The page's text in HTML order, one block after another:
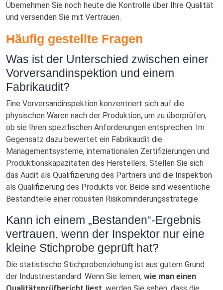
Übernehmen Sie noch heute die Kontrolle über Ihre Qualität
und versenden Sie mit Vertrauen.
Häufig gestellte Fragen
Was ist der Unterschied zwischen einer
Vorversandinspektion und einem
Fabrikaudit?
Eine Vorversandinspektion konzentriert sich auf die
physischen Waren nach der Produktion, um zu überprüfen,
ob sie Ihren spezifischen Anforderungen entsprechen. Im
Gegensatz dazu bewertet ein Fabrikaudit die
Managementsysteme, internationalen Zertifizierungen und
Produktionskapazitäten des Herstellers. Stellen Sie sich
das Audit als Qualifizierung des Partners und die Inspektion
als Qualifizierung des Produkts vor. Beide sind wesentliche
Bestandteile einer robusten Risikominderungsstrategie.
Kann ich einem „Bestanden“-Ergebnis
vertrauen, wenn der Inspektor nur eine
kleine Stichprobe geprüft hat?
Die statistische Stichprobenziehung ist aus gutem Grund
der Industriestandard. Wenn Sie lernen, wie man einen